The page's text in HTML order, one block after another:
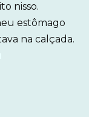
nisso.
estômago
na calçada.